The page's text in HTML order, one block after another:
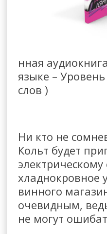
нная
языке –
слов )
Ни кто не
Кольт будет
электрическому
хладнокровное
винного
очевидным,
не могут